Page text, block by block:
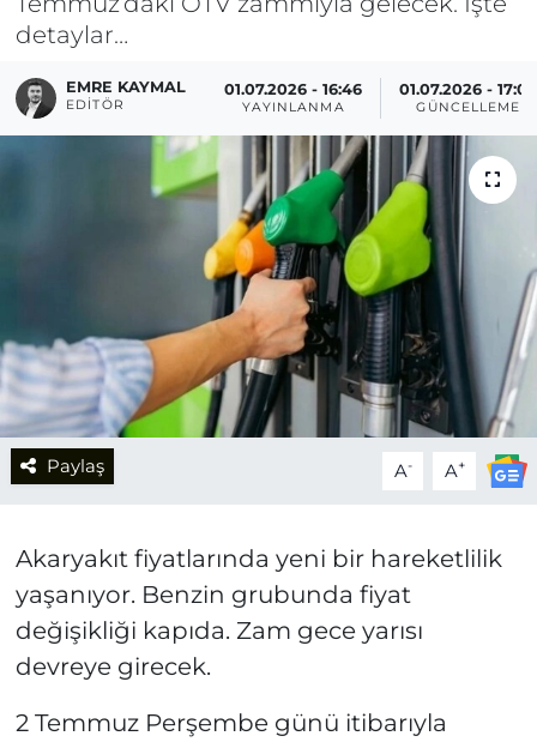
detaylar…
EMRE KAYMAL
EDITÖR
01.07.2026 - 16:46
YAYINLANMA
01.07.2026 - 17:05
GÜNCELLEME
Paylaş A- A+
Akaryakıt fiyatlarında yeni bir hareketlilik
yaşanıyor. Benzin grubunda fiyat
değişikliği kapıda. Zam gece yarısı
devreye girecek.
2 Temmuz Perşembe günü itibarıyla